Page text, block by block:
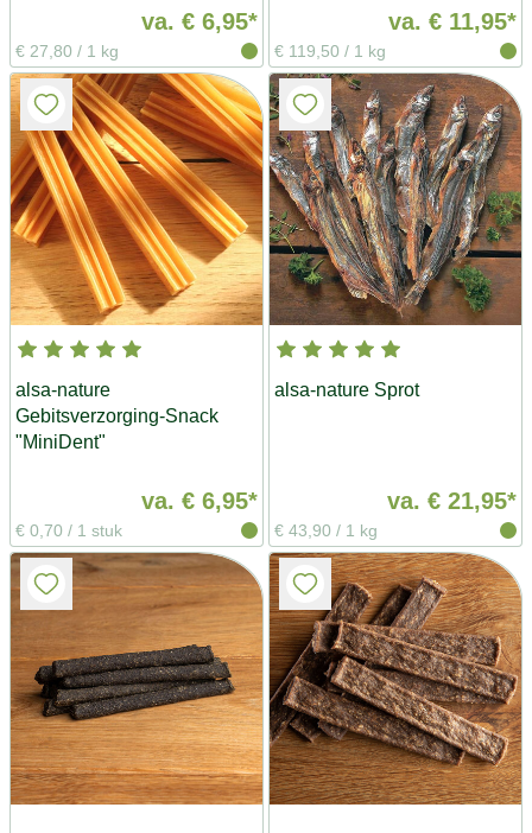
va. € 6,95*
€ 27,80 / 1 kg
va. € 11,95*
€ 119,50 / 1 kg
alsa-nature
Gebitsverzorging-Snack
"MiniDent"
va. € 6,95*
€ 0,70 / 1 stuk
alsa-nature Sprot
va. € 21,95*
€ 43,90 / 1 kg